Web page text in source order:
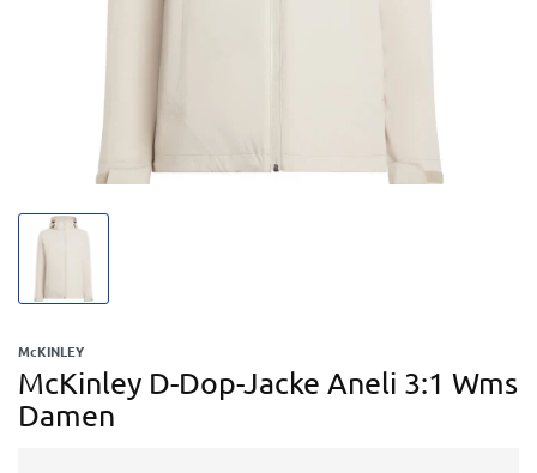
McKINLEY
McKinley D-Dop-Jacke Aneli 3:1 Wms
Damen